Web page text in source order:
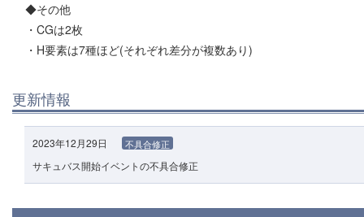
◆その他
・CGは2枚
・H要素は7種ほど(それぞれ差分が複数あり)
更新情報
2023年12月29日 不具合修正
サキュバス開始イベントの不具合修正